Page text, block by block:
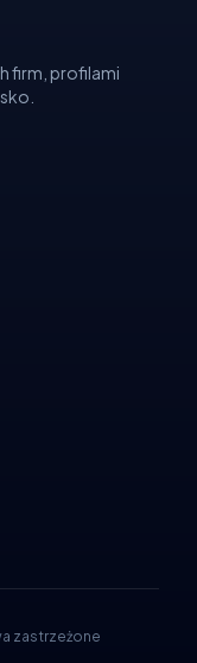
firm, profilami
zastrzeżone